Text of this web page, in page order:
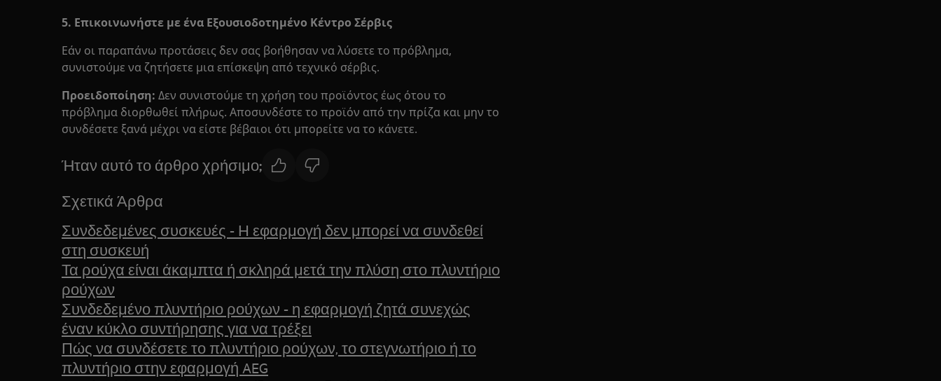
5. Επικοινωνήστε με ένα Εξουσιοδοτημένο Κέντρο Σέρβις
Εάν οι παραπάνω προτάσεις δεν σας βοήθησαν να λύσετε το πρόβλημα,
συνιστούμε να ζητήσετε μια επίσκεψη από τεχνικό σέρβις.
Προειδοποίηση: Δεν συνιστούμε τη χρήση του προϊόντος έως ότου το
πρόβλημα διορθωθεί πλήρως. Αποσυνδέστε το προϊόν από την πρίζα και μην το
συνδέσετε ξανά μέχρι να είστε βέβαιοι ότι μπορείτε να το κάνετε.
Ήταν αυτό το άρθρο χρήσιμο;
Σχετικά Άρθρα
Συνδεδεμένες συσκευές - Η εφαρμογή δεν μπορεί να συνδεθεί
στη συσκευή
Τα ρούχα είναι άκαμπτα ή σκληρά μετά την πλύση στο πλυντήριο
ρούχων
Συνδεδεμένο πλυντήριο ρούχων - η εφαρμογή ζητά συνεχώς
έναν κύκλο συντήρησης για να τρέξει
Πώς να συνδέσετε το πλυντήριο ρούχων, το στεγνωτήριο ή το
πλυντήριο στην εφαρμογή AEG